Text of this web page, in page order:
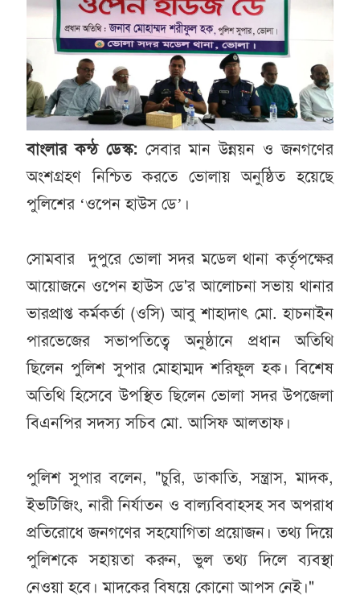
বাংলার কন্ঠ ডেস্ক: সেবার মান উন্নয়ন ও জনগণের
অংশগ্রহণ নিশ্চিত করতে ভোলায় অনুষ্ঠিত হয়েছে
পুলিশের ‘ওপেন হাউস ডে’।
সোমবার দুপুরে ভোলা সদর মডেল থানা কর্তৃপক্ষের
আয়োজনে ওপেন হাউস ডে'র আলোচনা সভায় থানার
ভারপ্রাপ্ত কর্মকর্তা (ওসি) আবু শাহাদাৎ মো. হাচনাইন
পারভেজের সভাপতিত্বে অনুষ্ঠানে প্রধান অতিথি
ছিলেন পুলিশ সুপার মোহাম্মদ শরিফুল হক। বিশেষ
অতিথি হিসেবে উপস্থিত ছিলেন ভোলা সদর উপজেলা
বিএনপির সদস্য সচিব মো. আসিফ আলতাফ।
পুলিশ সুপার বলেন, "চুরি, ডাকাতি, সন্ত্রাস, মাদক,
ইভটিজিং, নারী নির্যাতন ও বাল্যবিবাহসহ সব অপরাধ
প্রতিরোধে জনগণের সহযোগিতা প্রয়োজন। তথ্য দিয়ে
পুলিশকে সহায়তা করুন, ভুল তথ্য দিলে ব্যবস্থা
নেওয়া হবে। মাদকের বিষয়ে কোনো আপস নেই।"